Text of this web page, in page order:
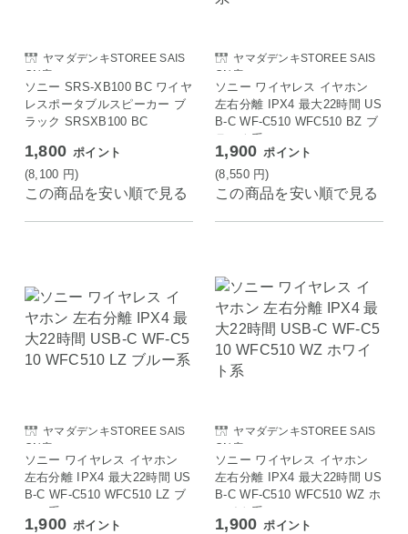
ヤマダデンキSTOREE SAIS
ON店
ソニー SRS-XB100 BC ワイヤ
レスポータブルスピーカー ブ
ラック SRSXB100 BC
1,800 ポイント
(8,100 円)
この商品を安い順で見る
ヤマダデンキSTOREE SAIS
ON店
ソニー ワイヤレス イヤホン
左右分離 IPX4 最大22時間 US
B-C WF-C510 WFC510 BZ ブ
ラック系
1,900 ポイント
(8,550 円)
この商品を安い順で見る
ヤマダデンキSTOREE SAIS
ON店
ソニー ワイヤレス イヤホン
左右分離 IPX4 最大22時間 US
B-C WF-C510 WFC510 LZ ブ
ルー系
1,900 ポイント
ヤマダデンキSTOREE SAIS
ON店
ソニー ワイヤレス イヤホン
左右分離 IPX4 最大22時間 US
B-C WF-C510 WFC510 WZ ホ
ワイト系
1,900 ポイント